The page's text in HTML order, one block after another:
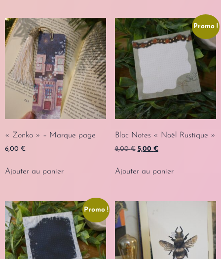
« Zonko » – Marque page
6,00 €
Ajouter au panier
Promo !
Bloc Notes « Noël Rustique »
8,00€ 5,00 €
Ajouter au panier
Promo !